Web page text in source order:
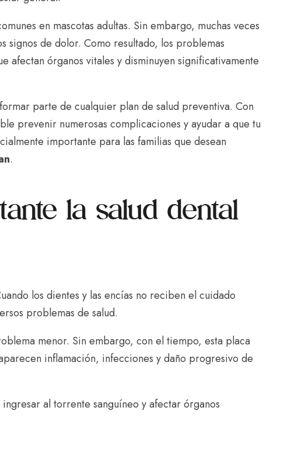
en mascotas adultas. Sin embargo, muchas veces
signos de dolor. Como resultado, los problemas
afectan órganos vitales y disminuyen significativamente
parte de cualquier plan de salud preventiva. Con
prevenir numerosas complicaciones y ayudar a que tu
importante para las familias que desean
.
la salud dental
los dientes y las encías no reciben el cuidado
problemas de salud.
menor. Sin embargo, con el tiempo, esta placa
inflamación, infecciones y daño progresivo de
al torrente sanguíneo y afectar órganos